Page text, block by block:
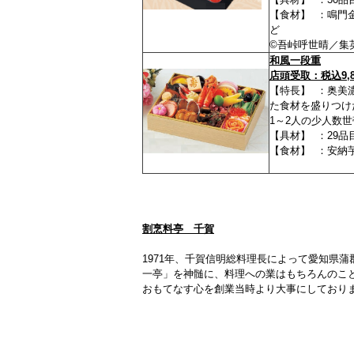
【食材】 ：鳴
ど
©吾峠呼世晴／集
和風一段重
店頭受取：税込
【特長】 ：奥美
た食材を盛りつけ
1～2人の少人数
【具材】 ：29品
【食材】 ：安
割烹料亭 千賀
1971年、千賀信明総料理長によって愛知県
一亭」を神髄に、料理への業はもちろんのこ
おもてなす心を創業当時より大事にしており